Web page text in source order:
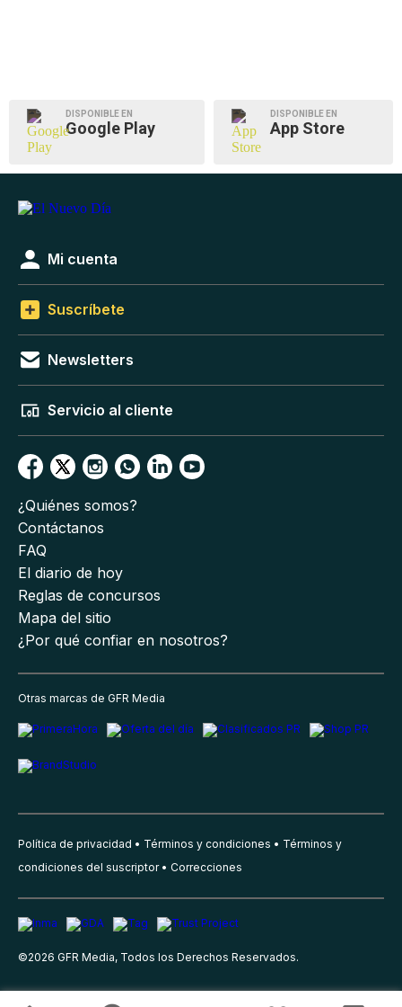
DISPONIBLE EN
Google Play
DISPONIBLE EN
App Store
Mi cuenta
Suscríbete
Newsletters
Servicio al cliente
¿Quiénes somos?
Contáctanos
FAQ
El diario de hoy
Reglas de concursos
Mapa del sitio
¿Por qué confiar en nosotros?
Otras marcas de GFR Media
Política de privacidad Términos y condiciones
Términos y
condiciones del suscriptor
Correcciones
©2026 GFR Media, Todos los Derechos Reservados.